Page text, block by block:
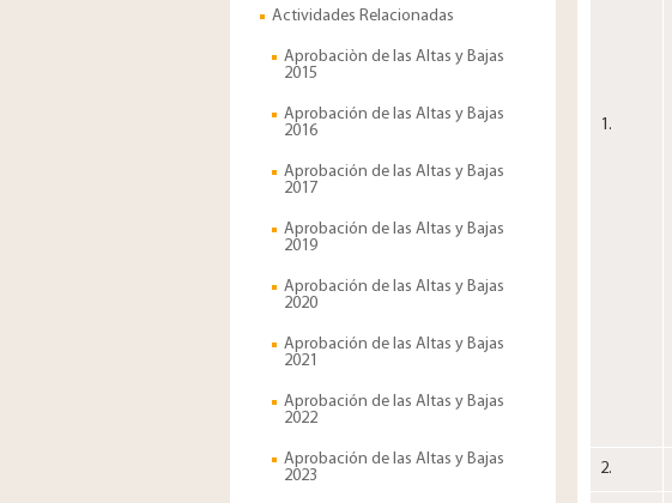
1.​
2.​
Actividades Relacionadas
Aprobaciòn de las Altas y Bajas
2015
Aprobación de las Altas y Bajas
2016
Aprobación de las Altas y Bajas
2017
Aprobación de las Altas y Bajas
2019
Aprobación de las Altas y Bajas
2020
Aprobación de las Altas y Bajas
2021
Aprobación de las Altas y Bajas
2022
Aprobación de las Altas y Bajas
2023